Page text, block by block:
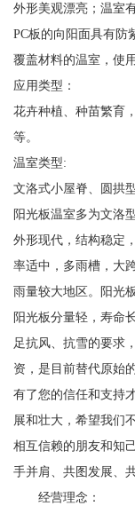
外形美观漂亮；温室
PC板的向阳面具有防
覆盖材料的温室，使
应用类型：
花卉种植、种苗繁育
等。
温室类型:
文洛式小屋脊、圆拱
阳光板温室多为文洛
外形现代，结构稳定
率适中，多雨槽，大
雨量较大地区。阳光
阳光板分量轻，寿命
足抗风、抗雪的要求
资，是目前替代原始
有了您的信任和支持
展和壮大，希望我们
相互信赖的朋友和知
手并肩、共图发展、
经营理念：